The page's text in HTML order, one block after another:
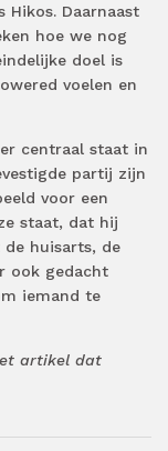
Hikos. Daarnaast
hoe we nog
doel is
voelen en
centraal staat in
partij zijn
voor een
staat, dat hij
huisarts, de
ook gedacht
iemand te
artikel dat